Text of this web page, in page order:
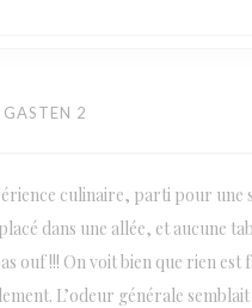
2
culinaire, parti pour une
dans une allée, et aucune
ouf !!! On voit bien que rien
L’odeur générale